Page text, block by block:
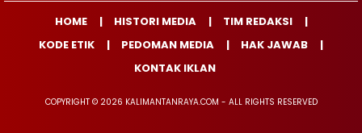
HOME HISTORI MEDIA
TIM REDAKSI
KODE ETIK
PEDOMAN MEDIA
HAK JAWAB
KONTAK IKLAN
COPYRIGHT © 2026 KALIMANTANRAYA.COM - ALL RIGHTS RESERVED